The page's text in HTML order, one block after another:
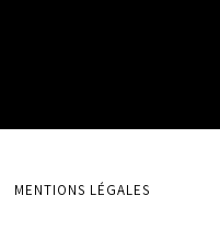
MENTIONS LÉGALES